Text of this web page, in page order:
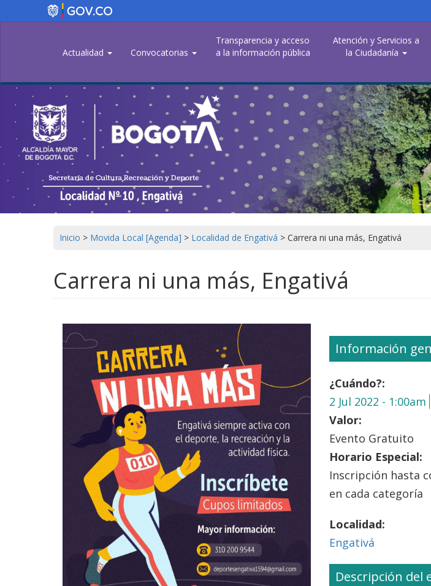
Actualidad
Convocatorias
Transparencia y acceso
a la información pública
Atención y Servicios a
la Ciudadanía
Inicio > Movida Local [Agenda] > Localidad de Engativá > Carrera ni una más, Engativá
Carrera ni una más, Engativá
Información
¿Cuándo?:
2 Jul 2022 - 1:00am
Valor:
Evento Gratuito
Horario Especial:
Inscripción hasta
en cada categoría
Localidad:
Engativá
Descripción del